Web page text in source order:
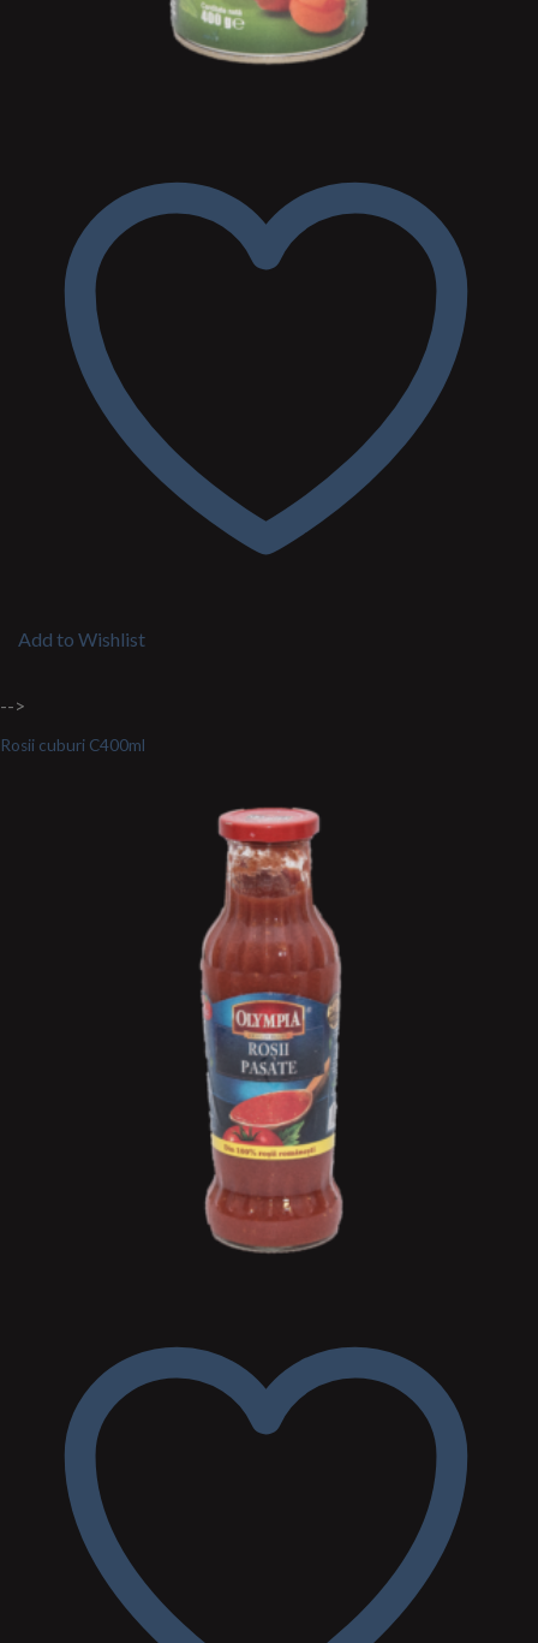
Add to Wishlist
-->
Rosii cuburi C400ml